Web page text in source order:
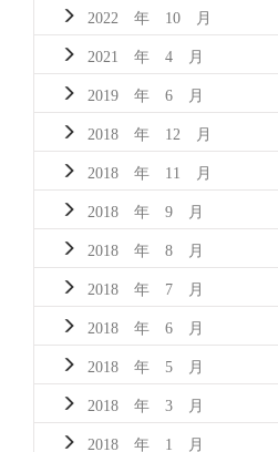
2022 年 10 月
2021 年 4 月
2019 年 6 月
2018 年 12 月
2018 年 11 月
2018 年 9 月
2018 年 8 月
2018 年 7 月
2018 年 6 月
2018 年 5 月
2018 年 3 月
2018 年 1 月